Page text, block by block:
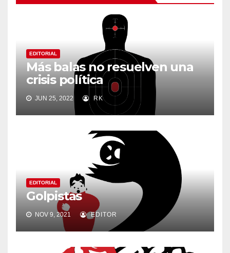
EDITORIAL
Más balas no resuelven una
crisis política
JUN 25, 2022 RK
EDITORIAL
Golpistas
NOV 9, 2021 EDITOR